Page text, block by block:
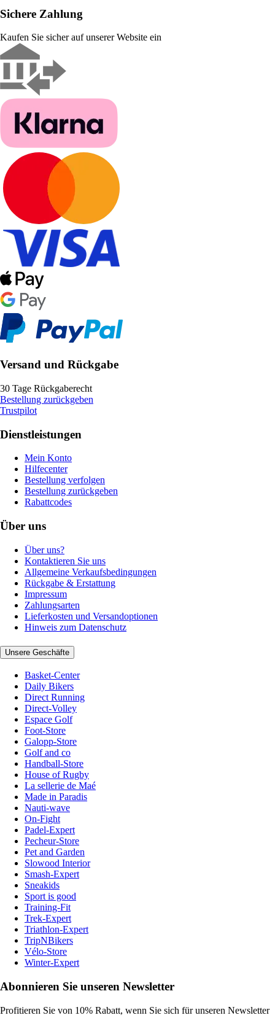
Sichere Zahlung
Kaufen Sie sicher auf unserer Website ein
Versand und Rückgabe
30 Tage Rückgaberecht
Bestellung zurückgeben
Trustpilot
Dienstleistungen
Mein Konto
Hilfecenter
Bestellung verfolgen
Bestellung zurückgeben
Rabattcodes
Über uns
Über uns?
Kontaktieren Sie uns
Allgemeine Verkaufsbedingungen
Rückgabe & Erstattung
Impressum
Zahlungsarten
Lieferkosten und Versandoptionen
Hinweis zum Datenschutz
Unsere Geschäfte
Basket-Center
Daily Bikers
Direct Running
Direct-Volley
Espace Golf
Foot-Store
Galopp-Store
Golf and co
Handball-Store
House of Rugby
La sellerie de Maé
Made in Paradis
Nauti-wave
On-Fight
Padel-Expert
Pecheur-Store
Pet and Garden
Slowood Interior
Smash-Expert
Sneakids
Sport is good
Training-Fit
Trek-Expert
Triathlon-Expert
TripNBikers
Vélo-Store
Winter-Expert
Abonnieren Sie unseren Newsletter
Profitieren Sie von 10% Rabatt, wenn Sie sich für unseren Newsletter